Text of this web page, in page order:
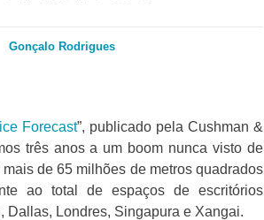
Gonçalo Rodrigues
Forecast”, publicado pela Cushman &
três anos a um boom nunca visto de
de 65 milhões de metros quadrados
ao total de espaços de escritórios
Dallas, Londres, Singapura e Xangai.